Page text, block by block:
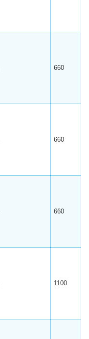
660
660
660
1100